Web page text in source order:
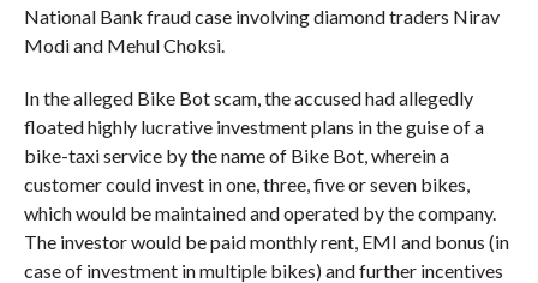
National Bank fraud case involving diamond traders Nirav
Modi and Mehul Choksi.
In the alleged Bike Bot scam, the accused had allegedly
floated highly lucrative investment plans in the guise of a
bike-taxi service by the name of Bike Bot, wherein a
customer could invest in one, three, five or seven bikes,
which would be maintained and operated by the company.
The investor would be paid monthly rent, EMI and bonus (in
case of investment in multiple bikes) and further incentives